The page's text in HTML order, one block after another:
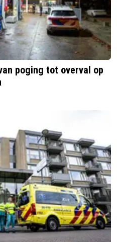
poging tot overval op